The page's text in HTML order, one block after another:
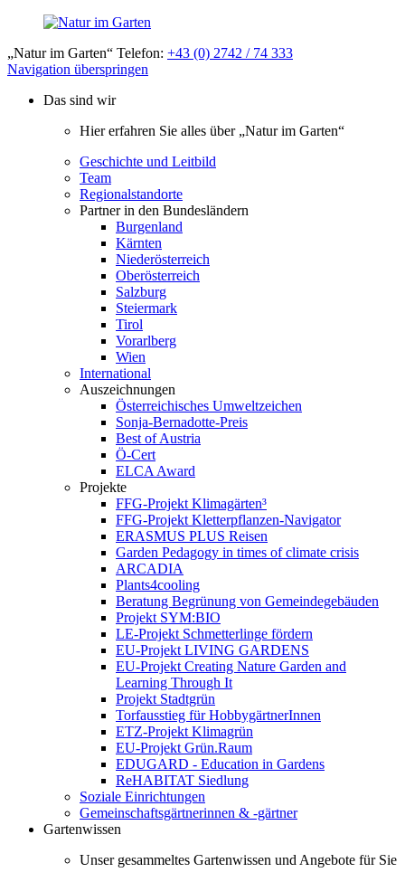
„Natur im Garten“ Telefon: +43 (0) 2742 / 74 333
Navigation überspringen
Das sind wir
Hier erfahren Sie alles über „Natur im Garten“
Geschichte und Leitbild
Team
Regionalstandorte
Partner in den Bundesländern
Burgenland
Kärnten
Niederösterreich
Oberösterreich
Salzburg
Steiermark
Tirol
Vorarlberg
Wien
International
Auszeichnungen
Österreichisches Umweltzeichen
Sonja-Bernadotte-Preis
Best of Austria
Ö-Cert
ELCA Award
Projekte
FFG-Projekt Klimagärten³
FFG-Projekt Kletterpflanzen-Navigator
ERASMUS PLUS Reisen
Garden Pedagogy in times of climate crisis
ARCADIA
Plants4cooling
Beratung Begrünung von Gemeindegebäuden
Projekt SYM:BIO
LE-Projekt Schmetterlinge fördern
EU-Projekt LIVING GARDENS
EU-Projekt Creating Nature Garden and
Learning Through It
Projekt Stadtgrün
Torfausstieg für HobbygärtnerInnen
ETZ-Projekt Klimagrün
EU-Projekt Grün.Raum
EDUGARD - Education in Gardens
ReHABITAT Siedlung
Soziale Einrichtungen
Gemeinschaftsgärtnerinnen & -gärtner
Gartenwissen
Unser gesammeltes Gartenwissen und Angebote für Sie